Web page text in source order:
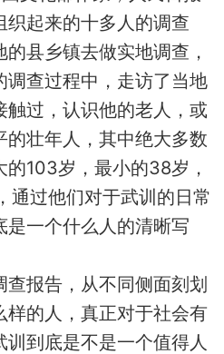
起来的十多人的调查
县乡镇去做实地调查，
调查过程中，走访了当地
触过，认识他的老人，或
壮年人，其中绝大多数
103岁，最小的38岁，
通过他们对于武训的日常
是一个什么人的清晰写
报告，从不同侧面刻划
样的人，真正对于社会有
到底是不是一个值得人